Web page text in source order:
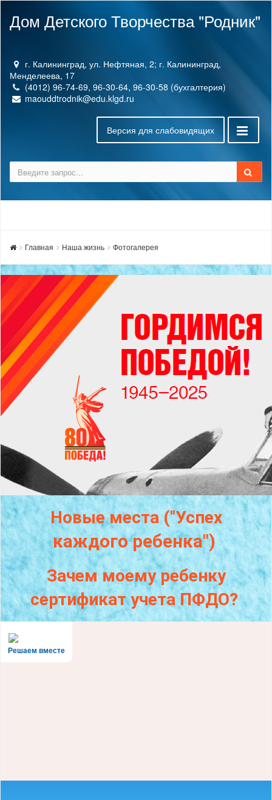
Дом Детского Творчества "Родник"
г. Калининград, ул. Нефтяная, 2; г. Калининград,
Менделеева, 17
(4012) 96-74-69, 96-30-64, 96-30-58 (бухгалтерия)
maouddtrodnik@edu.klgd.ru
Версия для слабовидящих
Главная Наша жизнь Фотогалерея
Новые места ("Успех
каждогоребенка")
Зачем моему ребенку
сертификат учета ПФДО?
Решаем вместе